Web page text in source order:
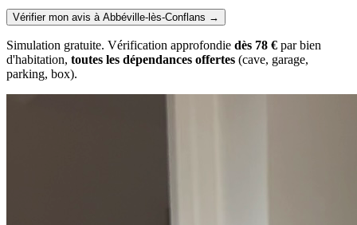
Vérifier mon avis à Abbéville-lès-Conflans →
Simulation gratuite. Vérification approfondie dès 78 € par bien
d'habitation, toutes les dépendances offertes (cave, garage,
parking, box).